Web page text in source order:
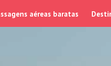
aéreas baratas